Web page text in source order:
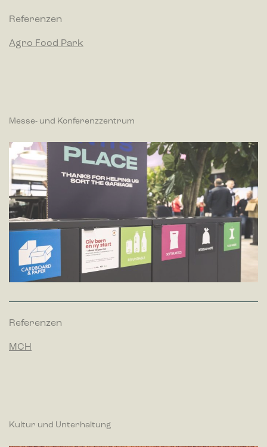
Referenzen
Agro Food Park
Messe- und Konferenzzentrum
Referenzen
MCH
Kultur und Unterhaltung